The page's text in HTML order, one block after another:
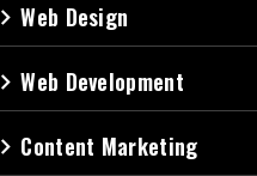
navigate_nextWeb Design
navigate_nextWeb Development
navigate_next Content Marketing